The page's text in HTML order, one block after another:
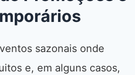
sazonais onde
e, em alguns casos,